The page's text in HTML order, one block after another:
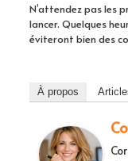
N’attendez pas les
lancer. Quelques
éviteront bien des
À propos